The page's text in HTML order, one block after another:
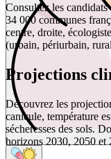
Consultez les
34 000 communes
centre, droite,
(urbain, périurbain,
Projections
Découvrez les
canicule, température
sécheresses des sols.
horizons 2030, 2050 et